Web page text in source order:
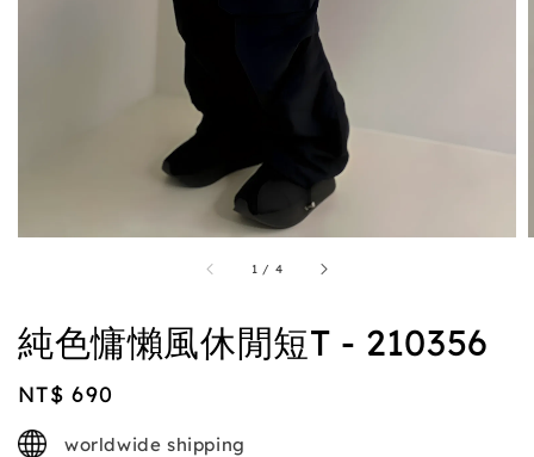
1 / 4
純色慵懶風休閒短T - 210356
Regular
price
NT$ 690
worldwide shipping